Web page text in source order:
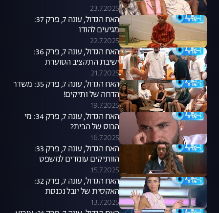
23.7.2025
האח הגדול, עונה 7, פרק 37:
מגיעים להודו
22.7.2025
האח הגדול, עונה 7, פרק 36:
ישיבת התקציב הסוערת
21.7.2025
האח הגדול, עונה 7, פרק 35: משדר
הדחה של ותיקים!
19.7.2025
האח הגדול, עונה 7, פרק 34: מי
הבוס של הבית?
16.7.2025
האח הגדול, עונה 7, פרק 33:
הוותיקים עומדים למשפט
15.7.2025
האח הגדול, עונה 7, פרק 32:
האקסית של יובל נכנסת
13.7.2025